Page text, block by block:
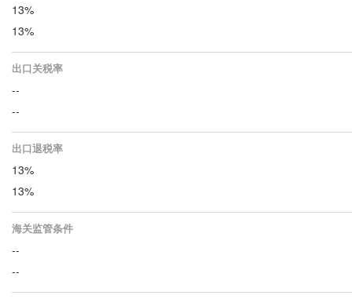
13%
13%
出口关税率
--
--
出口退税率
13%
13%
海关监管条件
--
--